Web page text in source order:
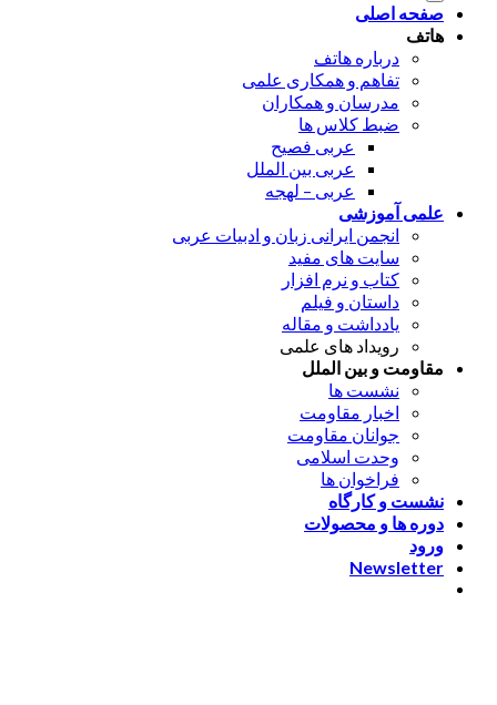
صفحه اصلی
هاتف
درباره هاتف
تفاهم و همکاری علمی
مدرسان و همکاران
ضبط کلاس ها
عربی فصیح
عربی بین الملل
عربی – لهجه
علمی آموزشی
انجمن ایرانی زبان و ادبیات عربی
سایت های مفید
کتاب و نرم افزار
داستان و فیلم
یادداشت و مقاله
رویداد های علمی
مقاومت و بین الملل
نشست ها
اخبار مقاومت
جوانان مقاومت
وحدت اسلامی
فراخوان ها
نشست و کارگاه
دوره ها و محصولات
ورود
Newsletter